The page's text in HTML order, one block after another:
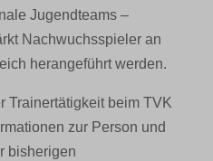
Jugendteams –
Nachwuchsspieler an
herangeführt werden.
Trainertätigkeit beim TVK
zur Person und
bisherigen